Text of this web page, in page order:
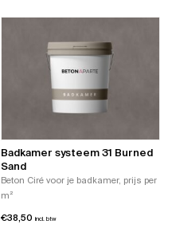
Badkamer systeem 31 Burned
Sand
Beton Ciré voor je badkamer, prijs per
m²
€38,50 incl. btw